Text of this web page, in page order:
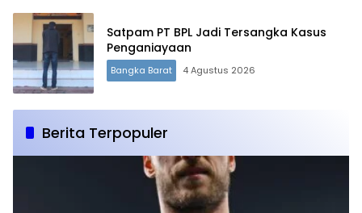
Satpam PT BPL Jadi Tersangka Kasus
Penganiayaan
Bangka Barat 4 Agustus 2026
Berita Terpopuler